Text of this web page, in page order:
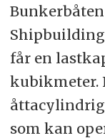
får en
kubikmeter.
som kan